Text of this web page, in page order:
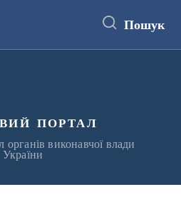
Пошук
портал
виконавчої влади
України